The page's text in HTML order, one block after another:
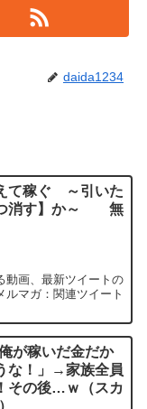
daida1234
て稼ぐ ～引いた
つ消す】か～ 無
動画、最新ツイートの
マガ：関連ツイート
が稼いだ金だか
な！」→家族全員
その後…ｗ（スカ